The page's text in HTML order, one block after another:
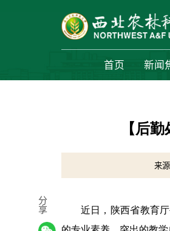
首页 新闻
【后
来
近日，陕西省教育
分
享